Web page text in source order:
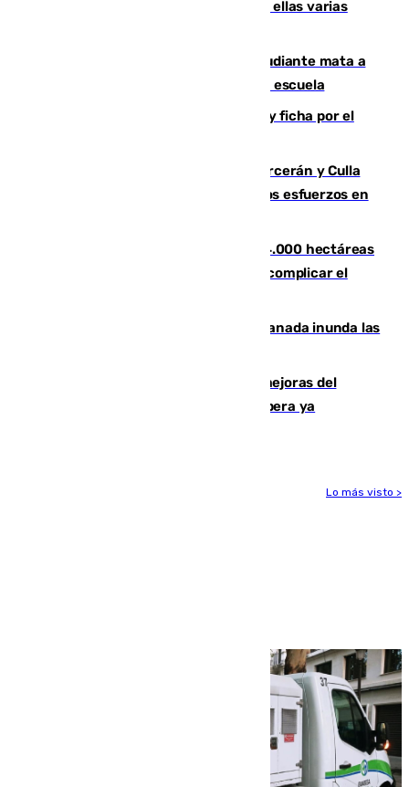
agresiones sexuales a migrantes, entre ellas varias
Desastre en Tailandia: un joven estudiante mata a
tiros a sus abuelo y a profesores en una escuela
Luca Zidane rompe con el Granada y ficha por el
Incendios de Castellón: Sierra Engarcerán y Culla
evolucionan positivamente y centran los esfuerzos en
El incendio de Niebla ya supera las 4.000 hectáreas
afectadas y "se espera que se vuelva a complicar el
Una tormenta en la provincia de Granada inunda las
La inversión del Ayuntamiento en mejoras del
entorno del Prado de San Sebastián supera ya
Lo más visto >